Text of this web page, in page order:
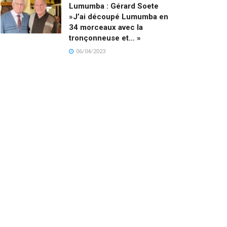
Lumumba : Gérard Soete
»J’ai découpé Lumumba en
34 morceaux avec la
tronçonneuse et… »
06/04/2023